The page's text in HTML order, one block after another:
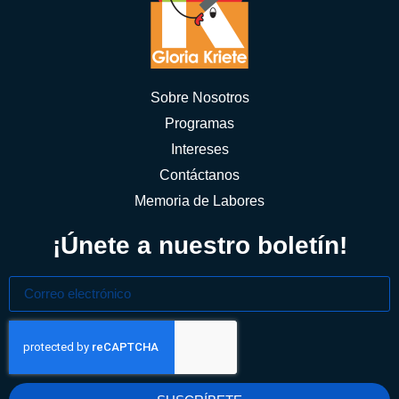
Sobre Nosotros
Programas
Intereses
Contáctanos
Memoria de Labores
¡Únete a nuestro boletín!